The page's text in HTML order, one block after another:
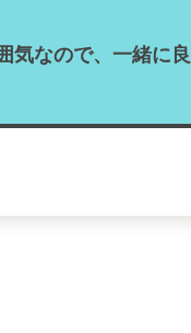
気なので、一緒に良